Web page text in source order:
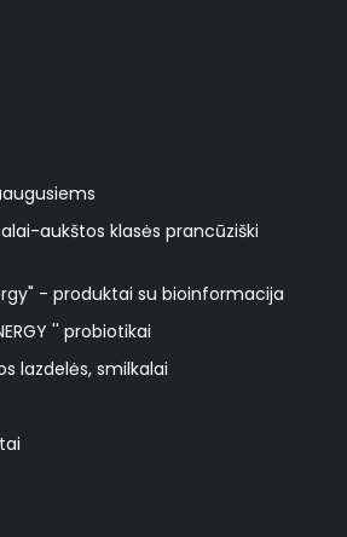
aukštos klasės prancūziški
- produktai su bioinformacija
'' probiotikai
lazdelės, smilkalai